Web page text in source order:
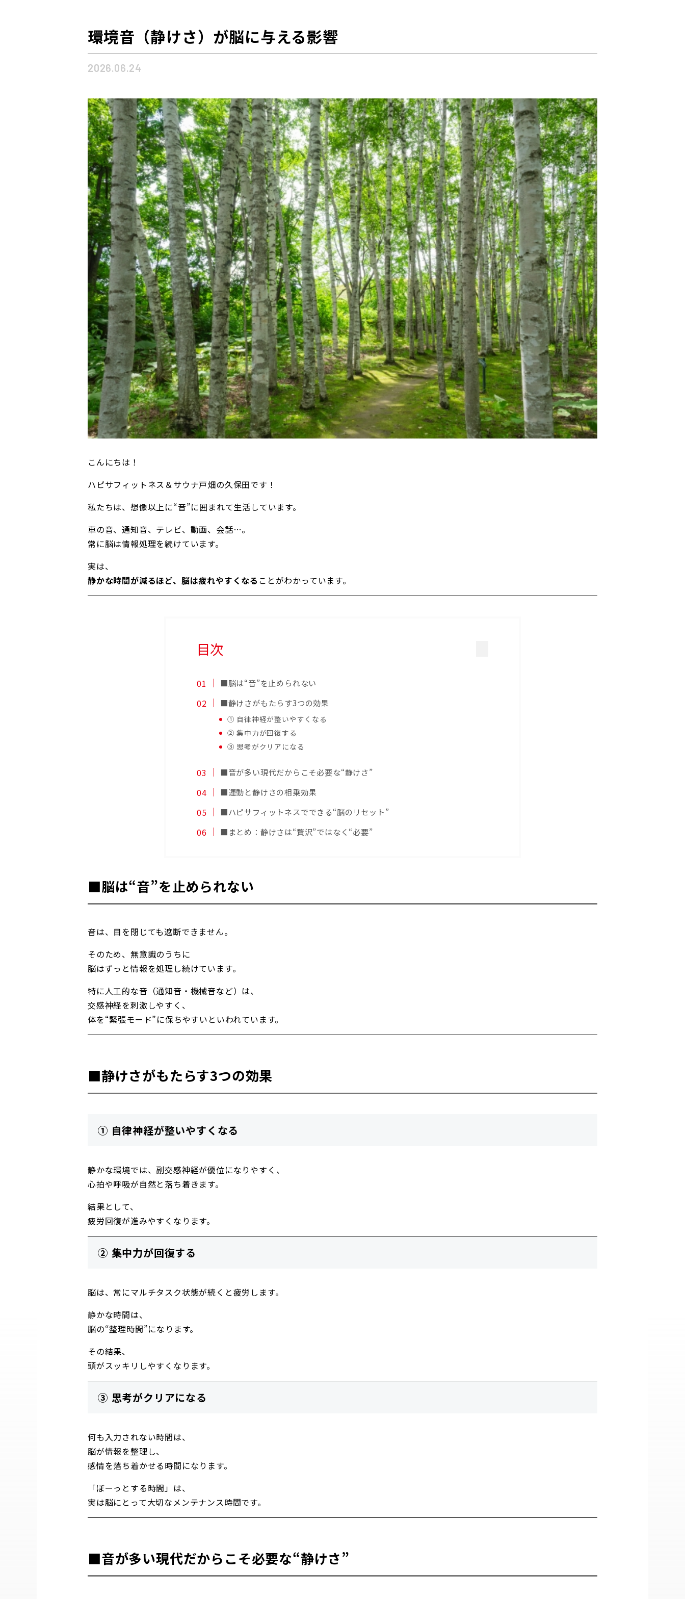
疲労回復のお悩み
お知らせ
環境音（静けさ）が脳に与える影響
2026.06.24
こんにちは！
ハピサフィットネス＆サウナ戸畑の久保田です！
私たちは、想像以上に“音”に囲まれて生活しています。
車の音、通知音、テレビ、動画、会話…。
常に脳は情報処理を続けています。
実は、
静かな時間が減るほど、脳は疲れやすくなる ことがわかっています。
目次
■脳は“音”を止められない
■静けさがもたらす3つの効果
① 自律神経が整いやすくなる
② 集中力が回復する
③ 思考がクリアになる
■音が多い現代だからこそ必要な“静けさ”
■運動と静けさの相乗効果
■ハピサフィットネスでできる“脳のリセット”
■まとめ：静けさは“贅沢”ではなく“必要”
■脳は“音”を止められない
音は、目を閉じても遮断できません。
そのため、無意識のうちに
脳はずっと情報を処理し続けています。
特に人工的な音（通知音・機械音など）は、
交感神経を刺激しやすく、
体を“緊張モード”に保ちやすいといわれています。
■静けさがもたらす3つの効果
① 自律神経が整いやすくなる
静かな環境では、副交感神経が優位になりやすく、
心拍や呼吸が自然と落ち着きます。
結果として、
疲労回復が進みやすくなります。
② 集中力が回復する
脳は、常にマルチタスク状態が続くと疲労します。
静かな時間は、
脳の“整理時間”になります。
その結果、
頭がスッキリしやすくなります。
③ 思考がクリアになる
何も入力されない時間は、
脳が情報を整理し、
感情を落ち着かせる時間になります。
「ぼーっとする時間」は、
実は脳にとって大切なメンテナンス時間です。
■音が多い現代だからこそ必要な“静けさ”